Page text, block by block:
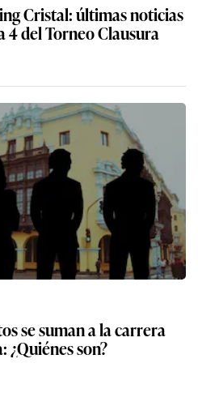
Cristal: últimas noticias
4 del Torneo Clausura
se suman a la carrera
¿Quiénes son?